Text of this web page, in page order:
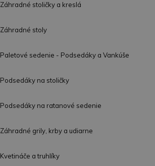
Záhradné stoličky a kreslá
Záhradné stoly
Paletové sedenie - Podsedáky a Vankúše
Podsedáky na stoličky
Podsedáky na ratanové sedenie
Záhradné grily, krby a udiarne
Kvetináče a truhlíky